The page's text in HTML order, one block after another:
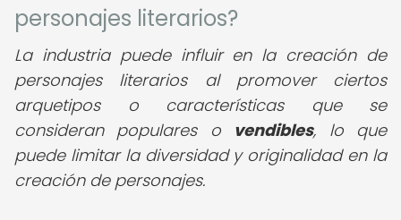
personajes literarios?
La industria puede influir en la creación de
personajes literarios al promover ciertos
arquetipos o características que se
consideran populares o vendibles, lo que
puede limitar la diversidad y originalidad en la
creación de personajes.